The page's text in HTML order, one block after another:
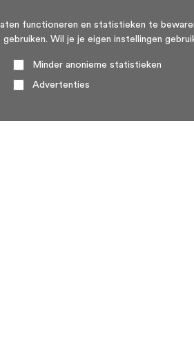
functioneren en statistieken te
Wil je je eigen instellingen
Minder anonieme statistieken
Advertenties